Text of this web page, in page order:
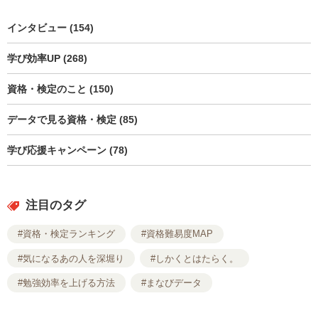
インタビュー (154)
学び効率UP (268)
資格・検定のこと (150)
データで見る資格・検定 (85)
学び応援キャンペーン (78)
注目のタグ
#資格・検定ランキング #資格難易度MAP
#気になるあの人を深堀り #しかくとはたらく。
#勉強効率を上げる方法 #まなびデータ